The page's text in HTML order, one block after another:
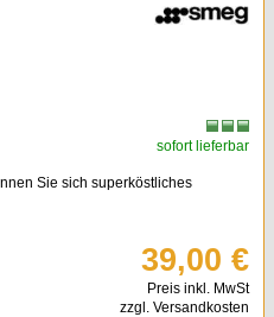
sofort lieferbar
Sie sich superköstliches
39,00 €
Preis inkl. MwSt
zzgl. Versandkosten